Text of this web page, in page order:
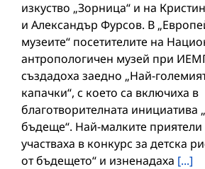
изкуство „Зорница“ и на
и Александър Фурсов. В
музеите“ посетителите на
антропологичен музей при
създадоха заедно „Най-
капачки“, с което са включиха в
благотворителната инициатива
бъдеще“. Най-малките приятели
участваха в конкурс за детска
от бъдещето“ и изненадаха [...]